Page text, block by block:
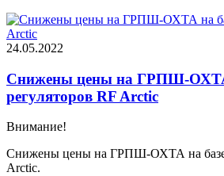
24.05.2022
Снижены цены на ГРПШ-
регуляторов RF Arctic
Внимание!
Снижены цены на ГРПШ-ОХТА на базе
Arctic.